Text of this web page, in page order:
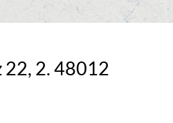
22, 2. 48012